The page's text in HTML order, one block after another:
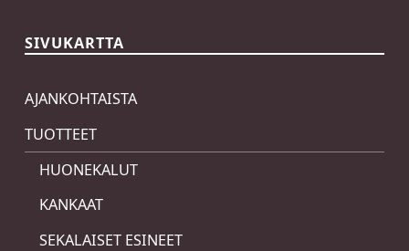
SIVUKARTTA
AJANKOHTAISTA
TUOTTEET
HUONEKALUT
KANKAAT
SEKALAISET ESINEET